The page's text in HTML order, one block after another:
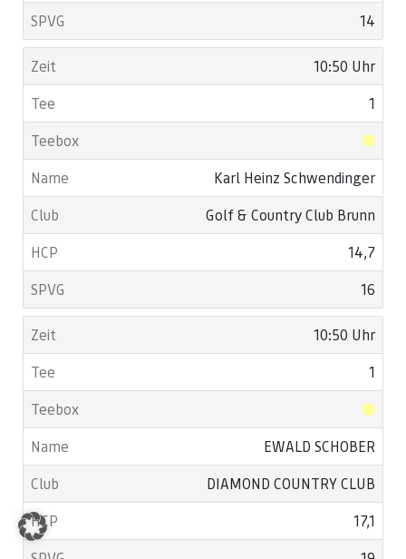
14
10:50 Uhr
1
Karl Heinz Schwendinger
Golf & Country Club Brunn
14,7
16
10:50 Uhr
1
EWALD SCHOBER
DIAMOND COUNTRY CLUB
17,1